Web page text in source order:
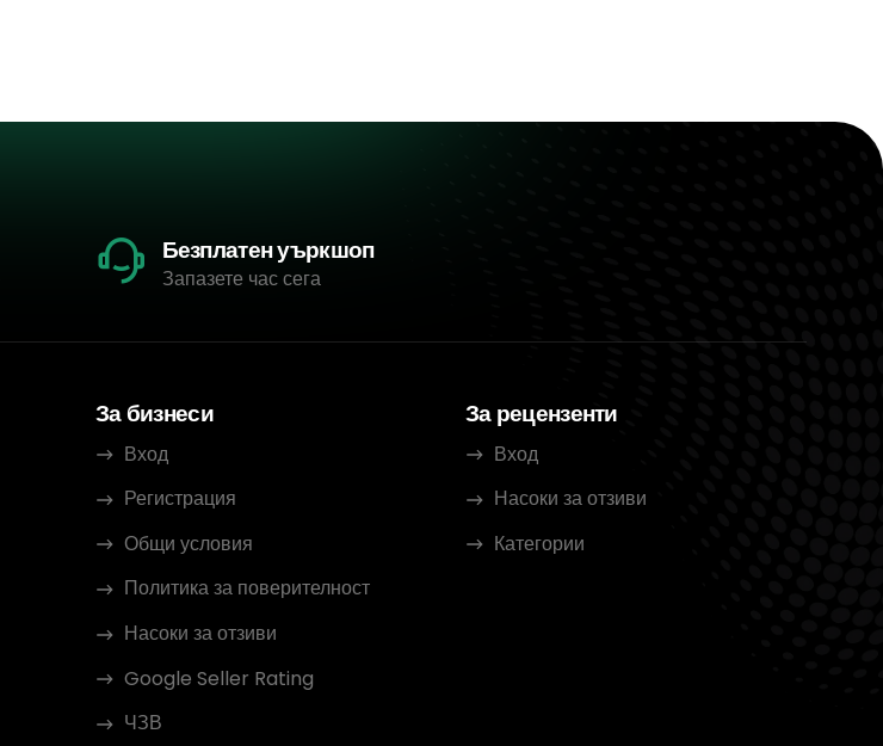
Безплатен уъркшоп
Запазете час сега
За бизнеси
Вход
Регистрация
Общи условия
Политика за поверителност
Насоки за отзиви
Google Seller Rating
ЧЗВ
За рецензенти
Вход
Насоки за отзиви
Категории